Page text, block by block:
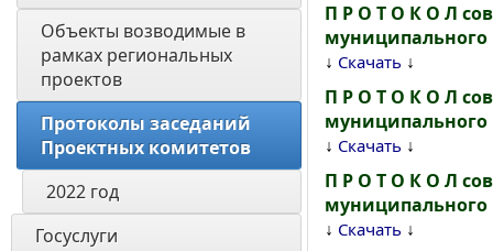
Объекты возводимые в
рамках региональных
проектов
Протоколы заседаний
Проектных комитетов
2022 год
Госуслуги
П Р О Т О К О Л
муниципального
↓ Скачать ↓
П Р О Т О К О Л
муниципального
↓ Скачать ↓
П Р О Т О К О Л
муниципального
↓ Скачать ↓